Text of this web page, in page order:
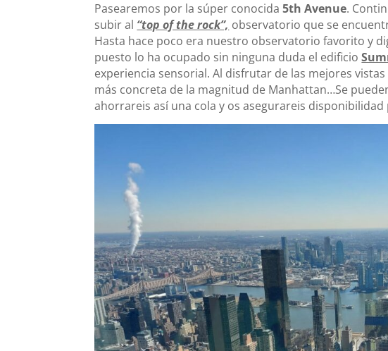
Pasearemos por la súper conocida5th Avenue.
subir al “top of the rock”, observatorio que se
Hasta hace poco era nuestro observatorio favorito y
puesto lo ha ocupado sin ninguna duda el edificio
experiencia sensorial. Al disfrutar de las mejores
más concreta de la magnitud de Manhattan…Se
ahorrareis así una cola y os asegurareis disponibilidad